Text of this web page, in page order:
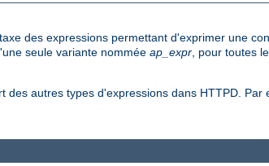
des expressions permettant d'exprimer une
seule variante nommée ap_expr, pour toutes
des autres types d'expressions dans HTTPD. Par